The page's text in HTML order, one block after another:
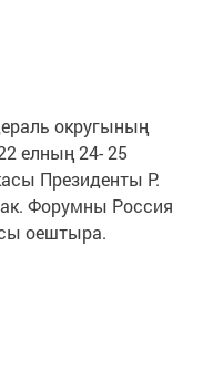
округының
елның 24- 25
Президенты Р.
Форумны Россия
оештыра.